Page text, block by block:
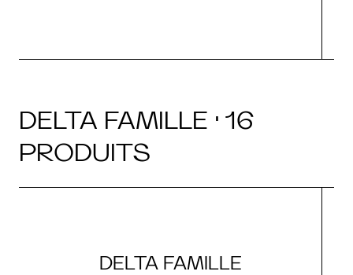
DELTA FAMILLE · 16
PRODUITS
DELTA FAMILLE